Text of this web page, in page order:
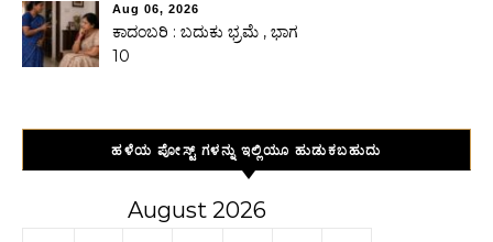
Aug 06, 2026
ಕಾದಂಬರಿ : ಬದುಕು ಭ್ರಮೆ , ಭಾಗ
10
ಹಳೆಯ ಪೋಸ್ಟ್ ಗಳನ್ನು ಇಲ್ಲಿಯೂ ಹುಡುಕಬಹುದು
August 2026